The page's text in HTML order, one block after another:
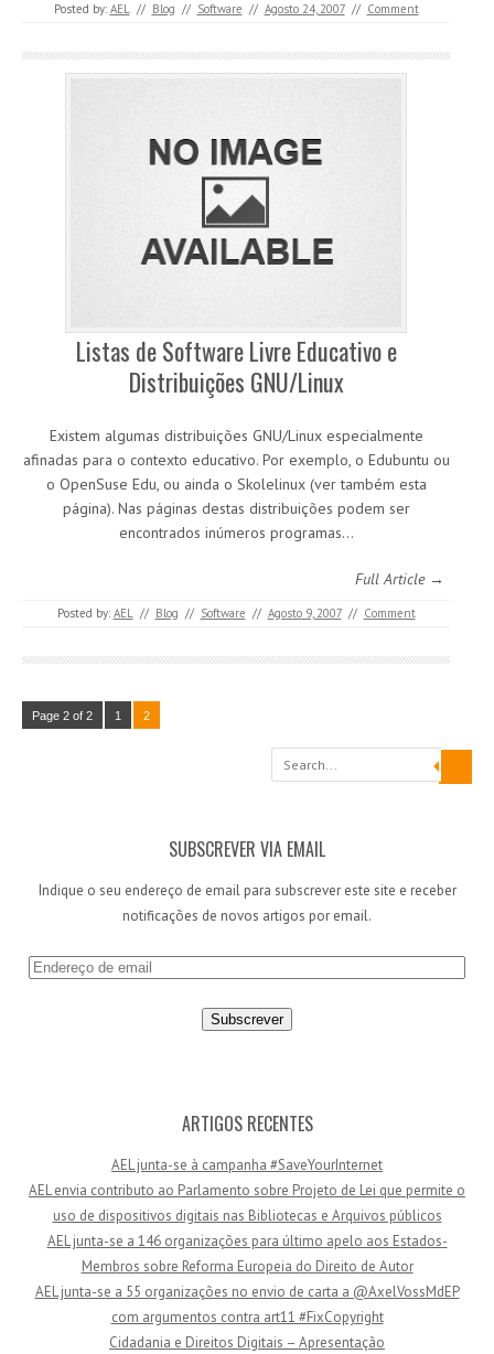
Posted by: AEL // Blog // Software // Agosto 24, 2007 // Comment
Listas de Software Livre Educativo e
Distribuições GNU/Linux
Existem algumas distribuições GNU/Linux especialmente
afinadas para o contexto educativo. Por exemplo, o Edubuntu ou
o OpenSuse Edu, ou ainda o Skolelinux (ver também esta
página). Nas páginas destas distribuições podem ser
encontrados inúmeros programas…
Full Article →
Posted by: AEL // Blog // Software // Agosto 9, 2007 // Comment
Page 2 of 2 1 2
Search
SUBSCREVER VIA EMAIL
Indique o seu endereço de email para subscrever este site e receber
notificações de novos artigos por email.
E
e
ARTIGOS RECENTES
AEL junta-se à campanha #SaveYourInternet
AEL envia contributo ao Parlamento sobre Projeto de Lei que permite o
uso de dispositivos digitais nas Bibliotecas e Arquivos públicos
AEL junta-se a 146 organizações para último apelo aos Estados-
Membros sobre Reforma Europeia do Direito de Autor
AEL junta-se a 55 organizações no envio de carta a @AxelVossMdEP
com argumentos contra art11 #FixCopyright
Cidadania e Direitos Digitais – Apresentação